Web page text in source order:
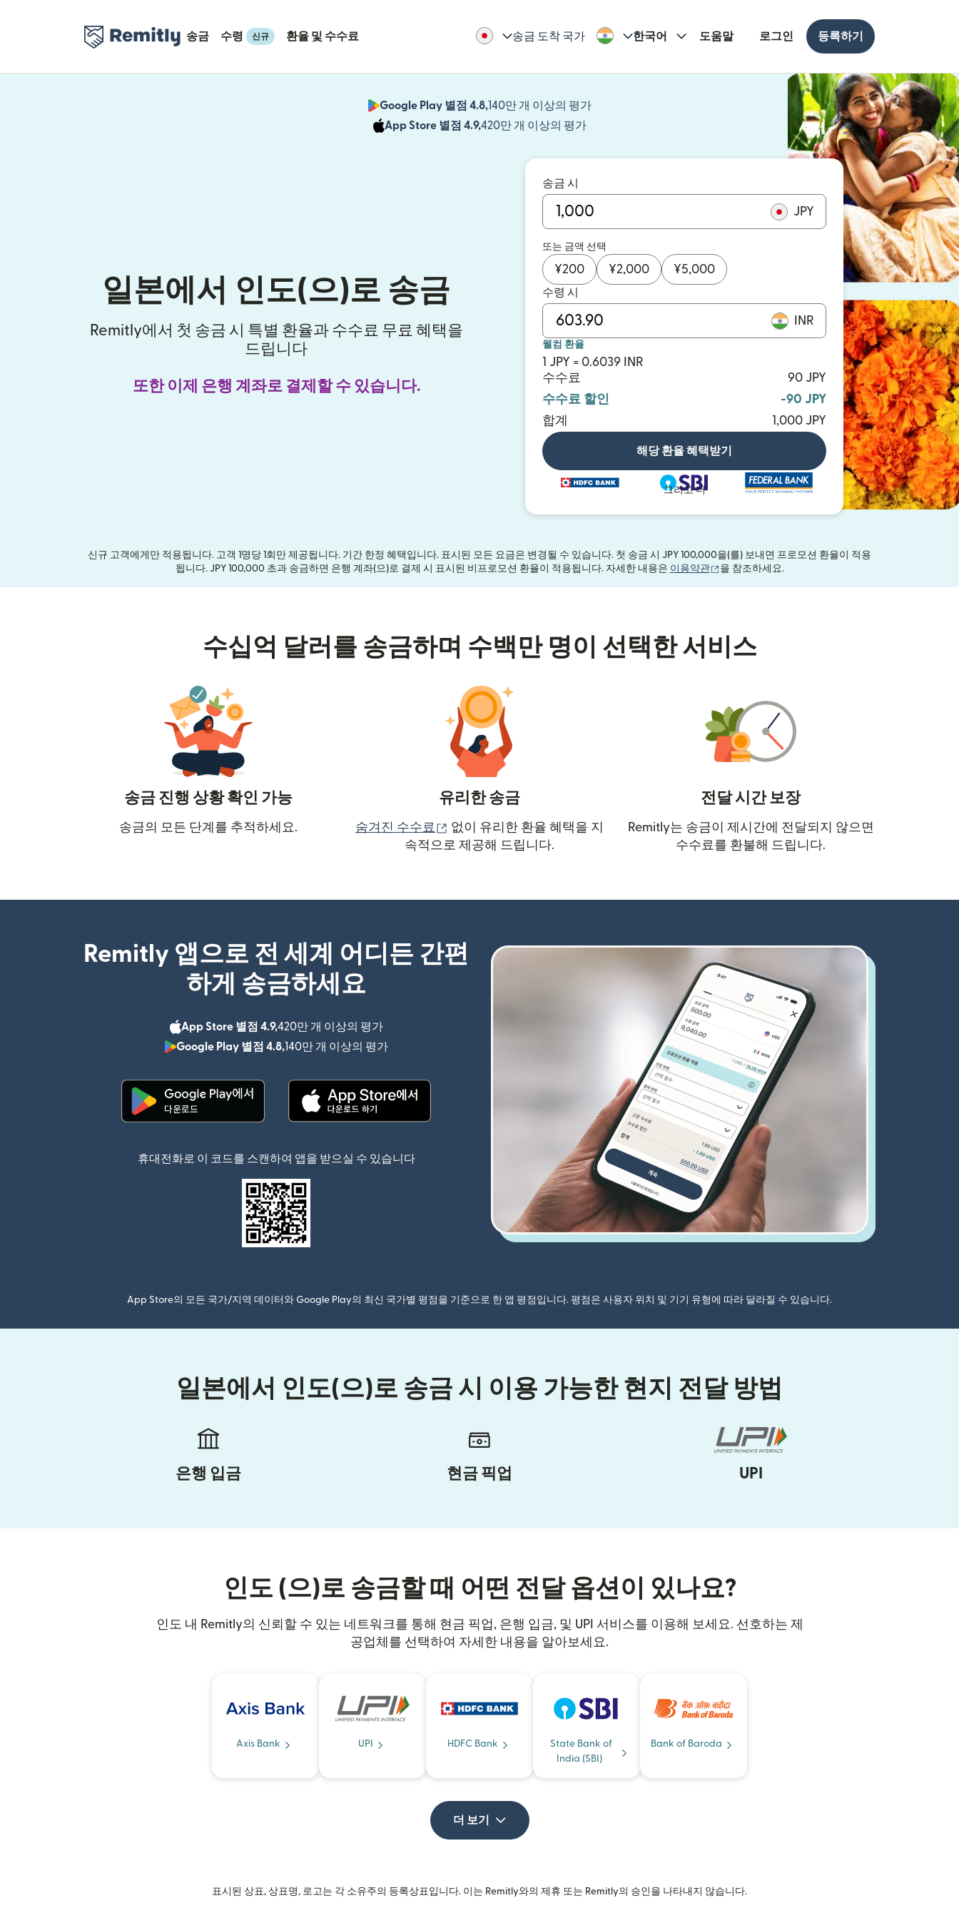
송금 수령 신규 환율 및 수수료 송금 도착 국가 한국어 도움말 로그인 등록하기
Google Play 별점 4.8,140만 개 이상의 평가
App Store 별점 4.9,420만 개 이상의 평가
일본에서 인도(으)로 송금
Remitly에서 첫 송금 시 특별 환율과 수수료 무료 혜택을
드립니다
또한 이제 은행 계좌로 결제할 수 있습니다.
송금 시
JPY
또는 금액 선택
¥200 ¥2,000 ¥5,000
수령 시
INR
웰컴 환율
1 JPY = 0.6039 INR
수수료
90 JPY
수수료 할인
-90 JPY
합계
1,000 JPY
해당 환율 혜택받기
그리고 더
신규 고객에게만 적용됩니다. 고객 1명당 1회만 제공됩니다. 기간 한정 혜택입니다. 표시된 모든 요금은 변경될 수 있습니다. 첫 송금 시 JPY 100,000을(를) 보내면 프로모션 환율이 적용
됩니다. JPY 100,000 초과 송금하면 은행 계좌(으)로 결제 시 표시된 비프로모션 환율이 적용됩니다. 자세한 내용은 이용약관 (새 창에서 열림)
을 참조하세요.
수십억 달러를 송금하며 수백만 명이 선택한 서비스
송금 진행 상황 확인 가능
송금의 모든 단계를 추적하세요.
유리한 송금
숨겨진 수수료 (새 창에서 열림)
없이 유리한 환율 혜택을 지
속적으로 제공해 드립니다.
전달 시간 보장
Remitly는 송금이 제시간에 전달되지 않으면
수수료를 환불해 드립니다.
Remitly 앱으로 전 세계 어디든 간편
하게 송금하세요
App Store 별점 4.9,420만 개 이상의 평가
Google Play 별점 4.8,140만 개 이상의 평가
휴대전화로 이 코드를 스캔하여 앱을 받으실 수 있습니다
App Store의 모든 국가/지역 데이터와 Google Play의 최신 국가별 평점을 기준으로 한 앱 평점입니다. 평점은 사용자 위치 및 기기 유형에 따라 달라질 수 있습니다.
일본에서 인도(으)로 송금 시 이용 가능한 현지 전달 방법
은행 입금 현금 픽업 UPI
인도 (으)로 송금할 때 어떤 전달 옵션이 있나요?
인도 내 Remitly의 신뢰할 수 있는 네트워크를 통해 현금 픽업, 은행 입금, 및 UPI 서비스를 이용해 보세요. 선호하는 제
공업체를 선택하여 자세한 내용을 알아보세요.
Axis Bank UPI HDFC Bank
State Bank of
India (SBI)
Bank of Baroda
더 보기
표시된 상표, 상표명, 로고는 각 소유주의 등록상표입니다. 이는 Remitly와의 제휴 또는 Remitly의 승인을 나타내지 않습니다.